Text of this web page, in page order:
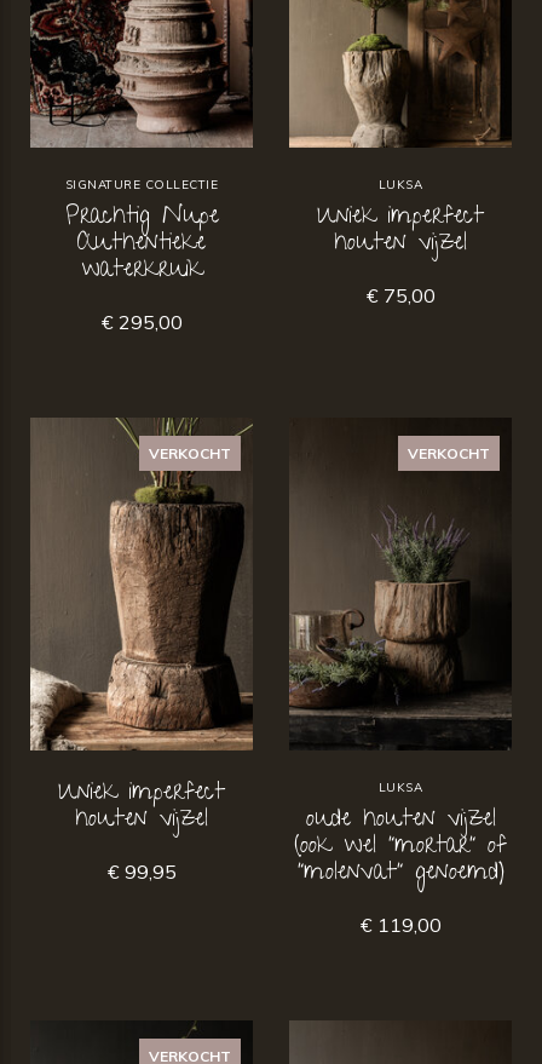
SIGNATURE COLLECTIE
Prachtig Nupe
Authentieke
waterkruik
€ 295,00
LUKSA
Uniek imperfect
houten vijzel
€ 75,00
VERKOCHT
Uniek imperfect
houten vijzel
€ 99,95
VERKOCHT
LUKSA
oude houten vijzel
(ook wel “mortar” of
“molenvat” genoemd)
€ 119,00
VERKOCHT